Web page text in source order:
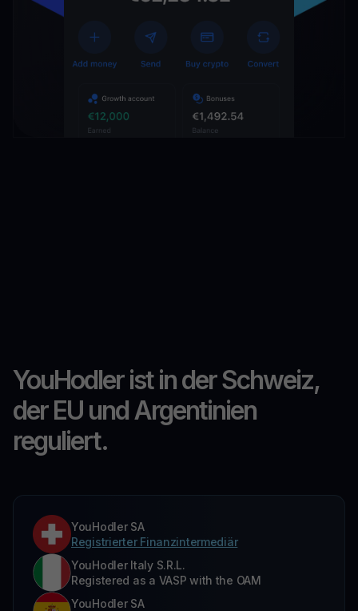
YouHodler ist in der Schweiz,
der EU und Argentinien
reguliert.
YouHodler SA
Registrierter Finanzintermediär
YouHodler Italy S.R.L.
Registered as a VASP with the OAM
YouHodler SA